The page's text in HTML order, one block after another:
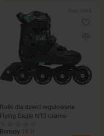
Rolki dla dzieci regulowane
Flying Eagle NT2 czarne
Bonusy 18 zł